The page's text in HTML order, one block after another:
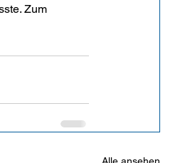
Zum